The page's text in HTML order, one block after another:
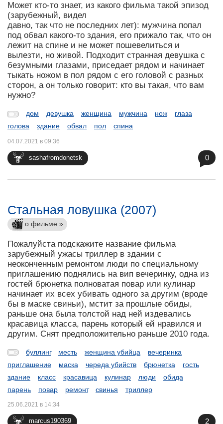
Может кто-то знает, из какого фильма такой эпизод
(зарубежный, видел
давно, так что не последних лет): мужчина попал
под обвал какого-то здания, его прижало так, что он
лежит на спине и не может пошевелиться и
вылезти, но живой. Подходит странная девушка с
безумными глазами, приседает рядом и начинает
тыкать ножом в пол рядом с его головой с разных
сторон, а он только говорит: кто вы такая, что вам
нужно?
дом девушка женщина мужчина нож
глаза
голова
здание обвал пол спина
sashafromdonetsk
04.07.2021 в 09:36
0
Стальная ловушка (2007)
о фильме »
Пожалуйста подскажите название фильма
зарубежный ужасы триллер в здании с
неоконченным ремонтом люди по специальному
приглашению поднялись на вип вечеринку, одна из
гостей брюнетка полноватая повар или кулинар
начинает их всех убивать одного за другим (вроде
бы в маске свиньи), мстит за прошлые обиды,
раньше она была толстой над ней издевались
красавица класса, парень который ей нравился и
другим. Снят предположительно раньше 2010 года.
буллинг месть женщина убийца
вечеринка
приглашение
маска череда убийств брюнетка
гость
здание
класс красавица кулинар люди
обида
парень
повар ремонт свинья триллер
marcus190369
25.06.2021 в 14:34
2